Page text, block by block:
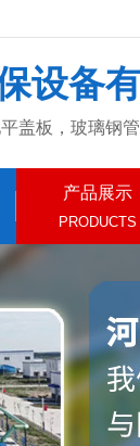
设备
盖板，玻璃钢
产品展示
PRODUCTS